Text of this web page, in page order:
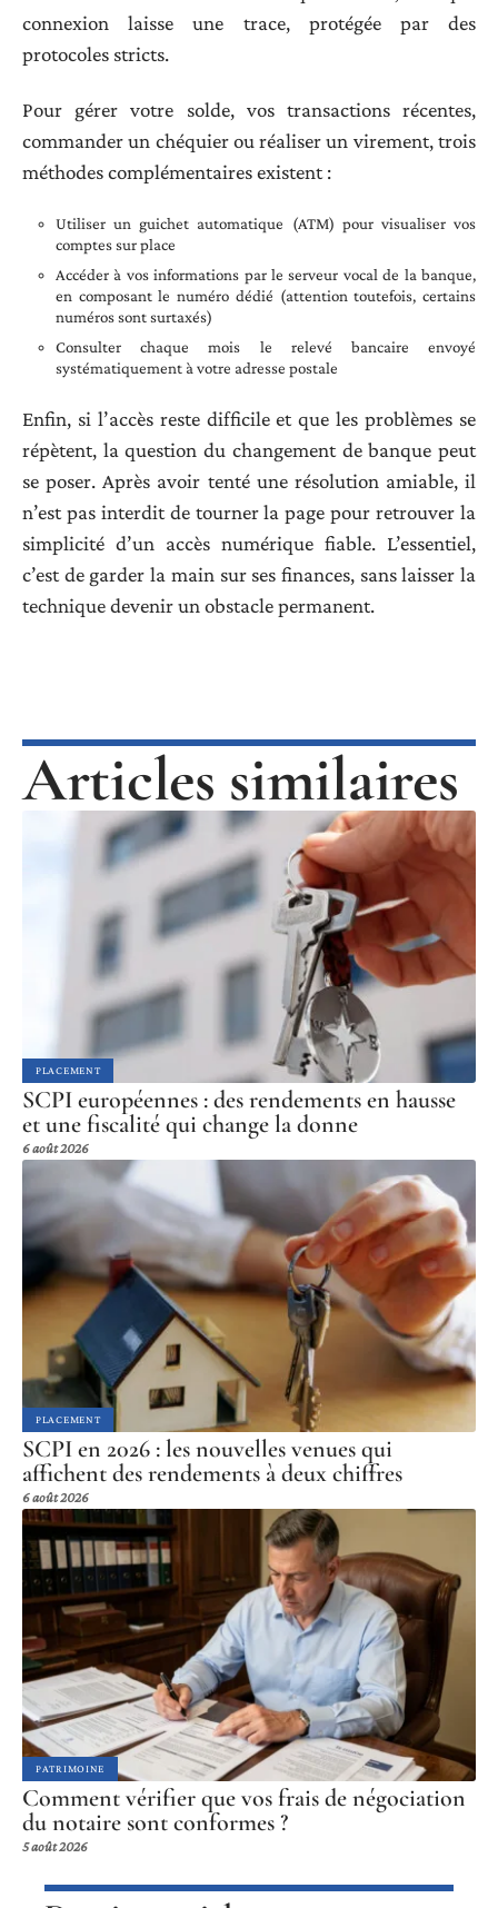
connexion laisse une trace, protégée par des
protocoles stricts.
Pour gérer votre solde, vos transactions récentes,
commander un chéquier ou réaliser un virement, trois
méthodes complémentaires existent :
Utiliser un guichet automatique (ATM) pour visualiser vos
comptes sur place
Accéder à vos informations par le serveur vocal de la banque,
en composant le numéro dédié (attention toutefois, certains
numéros sont surtaxés)
Consulter chaque mois le relevé bancaire envoyé
systématiquement à votre adresse postale
Enfin, si l’accès reste difficile et que les problèmes se
répètent, la question du changement de banque peut
se poser. Après avoir tenté une résolution amiable, il
n’est pas interdit de tourner la page pour retrouver la
simplicité d’un accès numérique fiable. L’essentiel,
c’est de garder la main sur ses finances, sans laisser la
technique devenir un obstacle permanent.
Articles similaires
PLACEMENT
SCPI européennes : des rendements en hausse
et une fiscalité qui change la donne
6 août 2026
PLACEMENT
SCPI en 2026 : les nouvelles venues qui
affichent des rendements à deux chiffres
6 août 2026
PATRIMOINE
Comment vérifier que vos frais de négociation
du notaire sont conformes ?
5 août 2026